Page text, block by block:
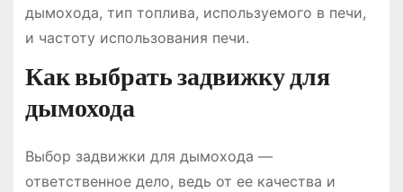
дымохода, тип топлива, используемого в печи,
и частоту использования печи.
Как выбрать задвижку для
дымохода
Выбор задвижки для дымохода —
ответственное дело, ведь от ее качества и